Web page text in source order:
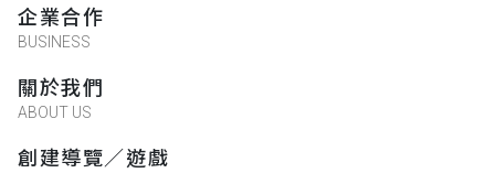
企業合作
BUSINESS
關於我們
ABOUT US
創建導覽／遊戲